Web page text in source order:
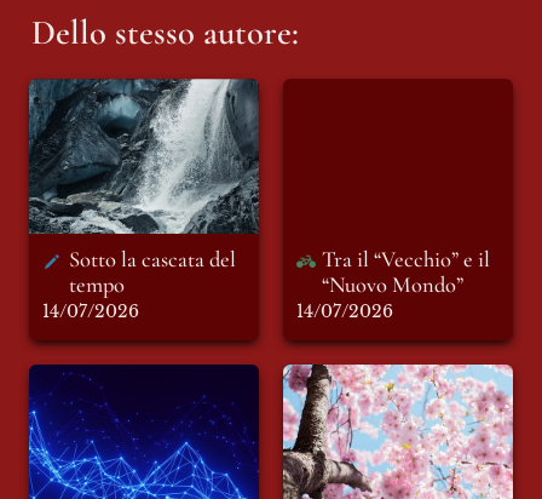
Dello stesso autore:
Sotto la cascata del
tempo
Sotto la cascata del
tempo
14/07/2026
Tra il “Vecchio” e il
“Nuovo Mondo”
14/07/2026
L'anestesia del
consenso: quando il
controllo dell'altro
maschera il vuoto
interiore
Il mondo ha bisogno
di primavera